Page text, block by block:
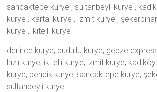
sancaktepe kurye , sultanbeyli kurye ,
kurye , kartal kurye , izmit kurye ,
kurye , ikitelli kurye
derince kurye, dudullu kurye, gebze
hızlı kurye, ikitelli kurye, izmit kurye,
kurye, pendik kurye, sancaktepe kurye,
sultanbeyli kurye.